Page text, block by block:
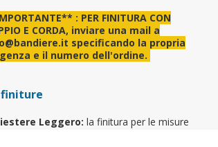
: PER FINITURA CON
E CORDA, inviare una mail a
specificando la propria
e il numero dell'ordine.
finiture
Leggero: la finitura per le misure